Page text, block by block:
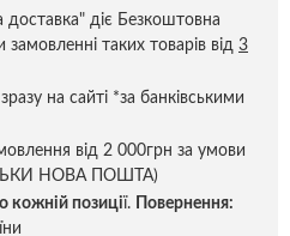
доставка" діє Безкоштовна
таких товарів від 3
на сайті *за банківськими
від 2 000грн за умови
НОВА ПОШТА)
кожній позиції.
Повернення: